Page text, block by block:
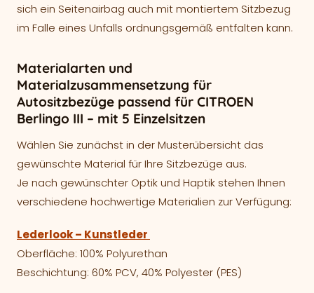
sich ein Seitenairbag auch mit montiertem Sitzbezug
im Falle eines Unfalls ordnungsgemäß entfalten kann.
Materialarten und
Materialzusammensetzung für
Autositzbezüge passend für CITROEN
Berlingo III – mit 5 Einzelsitzen
Wählen Sie zunächst in der Musterübersicht das
gewünschte Material für Ihre Sitzbezüge aus.
Je nach gewünschter Optik und Haptik stehen Ihnen
verschiedene hochwertige Materialien zur Verfügung:
Lederlook – Kunstleder
Oberfläche: 100% Polyurethan
Beschichtung: 60% PCV, 40% Polyester (PES)